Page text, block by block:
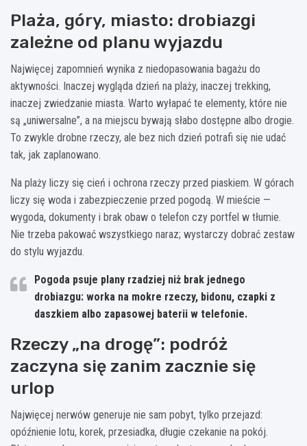
Plaża, góry, miasto: drobiazgi
zależne od planu wyjazdu
Najwięcej zapomnień wynika z niedopasowania bagażu do
aktywności. Inaczej wygląda dzień na plaży, inaczej trekking,
inaczej zwiedzanie miasta. Warto wyłapać te elementy, które nie
są „uniwersalne”, a na miejscu bywają słabo dostępne albo drogie.
To zwykle drobne rzeczy, ale bez nich dzień potrafi się nie udać
tak, jak zaplanowano.
Na plaży liczy się cień i ochrona rzeczy przed piaskiem. W górach
liczy się woda i zabezpieczenie przed pogodą. W mieście —
wygoda, dokumenty i brak obaw o telefon czy portfel w tłumie.
Nie trzeba pakować wszystkiego naraz; wystarczy dobrać zestaw
do stylu wyjazdu.
Pogoda psuje plany rzadziej niż brak jednego
drobiazgu: worka na mokre rzeczy, bidonu, czapki z
daszkiem albo zapasowej baterii w telefonie.
Rzeczy „na drogę”: podróż
zaczyna się zanim zacznie się
urlop
Najwięcej nerwów generuje nie sam pobyt, tylko przejazd:
opóźnienie lotu, korek, przesiadka, długie czekanie na pokój.